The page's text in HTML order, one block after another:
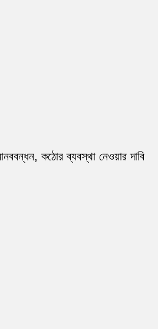
কঠোর ব্যবস্থা নেওয়ার দাবি